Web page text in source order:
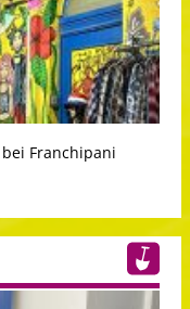
Franchipani